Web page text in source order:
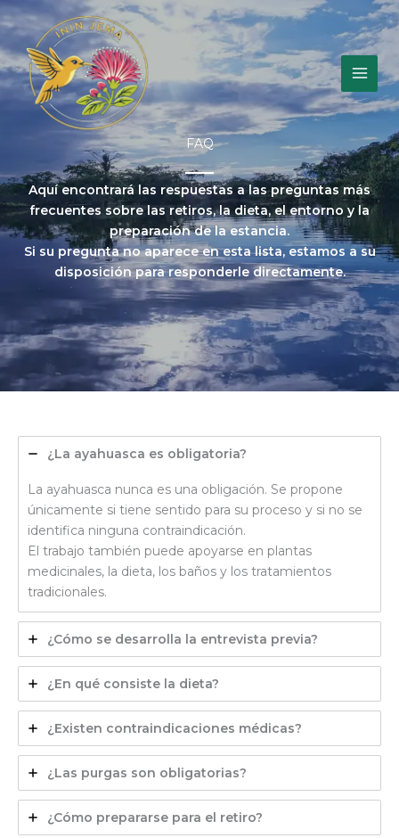
Ir
al
contenido
FAQ
Aquí encontrará las respuestas a las preguntas más
frecuentes sobre las retiros, la dieta, el entorno y la
preparación de la estancia.
Si su pregunta no aparece en esta lista, estamos a su
disposición para responderle directamente.
¿La ayahuasca es obligatoria?
La ayahuasca nunca es una obligación. Se propone
únicamente si tiene sentido para su proceso y si no se
identifica ninguna contraindicación.
El trabajo también puede apoyarse en plantas
medicinales, la dieta, los baños y los tratamientos
tradicionales.
¿Cómo se desarrolla la entrevista previa?
¿En qué consiste la dieta?
¿Existen contraindicaciones médicas?
¿Las purgas son obligatorias?
¿Cómo prepararse para el retiro?